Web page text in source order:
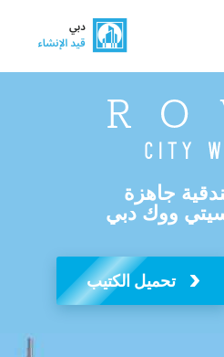
جاهزة
ووك دبي
تحميل الكتيب